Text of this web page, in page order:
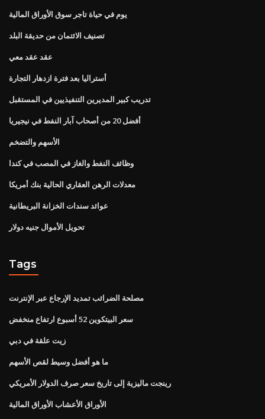
يوم في حياة تاجر سوق الأوراق المالية
تصنيف الائتمان من حديقة البلد
عقد عقد معي
أستراليا بعد فترة ازدهار التجارة
تدريب كبير المديرين التنفيذيين في المستقبل
أفضل 20 من أصحاب آبار النفط في نيجيريا
الأسهم والتضخم
وظائف النفط والغاز في المصب في كندا
معدلات الرهن العقاري الحالية بنك أمريكا
عوائد سندات الخزانة البريطانية
تحويل الأموال جنيه دولار
Tags
مصلحة الضرائب تمديد الإرجاع عبر الإنترنت
سعر البيتكوين 52 أسبوع ارتفاع منخفض
زيت علقة في دبي
ما هو أفضل وسيط لقص الأسهم
رينجت ماليزية إلى تاريخ سعر صرف الدولار الأمريكي
الأوراق الأعشاب الأوراق المالية